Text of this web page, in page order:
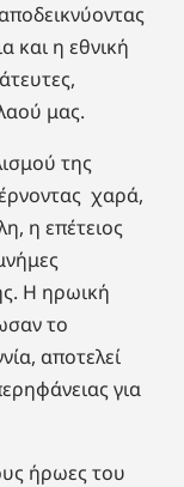
και η εθνική
μας.
της
χαρά,
η επέτειος
Η ηρωική
το
αποτελεί
για
ήρωες του